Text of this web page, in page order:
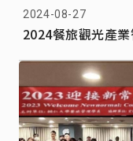
2024-08-27
2024餐旅觀光產